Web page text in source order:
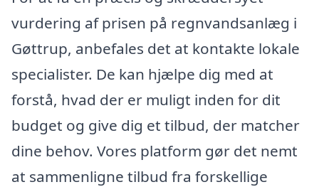
vurdering af prisen på regnvandsanlæg i
Gøttrup, anbefales det at kontakte lokale
specialister. De kan hjælpe dig med at
forstå, hvad der er muligt inden for dit
budget og give dig et tilbud, der matcher
dine behov. Vores platform gør det nemt
at sammenligne tilbud fra forskellige